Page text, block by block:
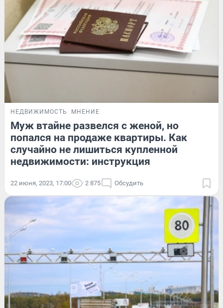
НЕДВИЖИМОСТЬ МНЕНИЕ
Муж втайне развелся с женой, но
попался на продаже квартиры. Как
случайно не лишиться купленной
недвижимости: инструкция
22 июня, 2023, 17:00 2 875 Обсудить